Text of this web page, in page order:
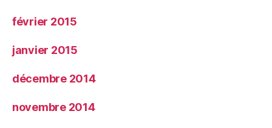
février 2015
janvier 2015
décembre 2014
novembre 2014